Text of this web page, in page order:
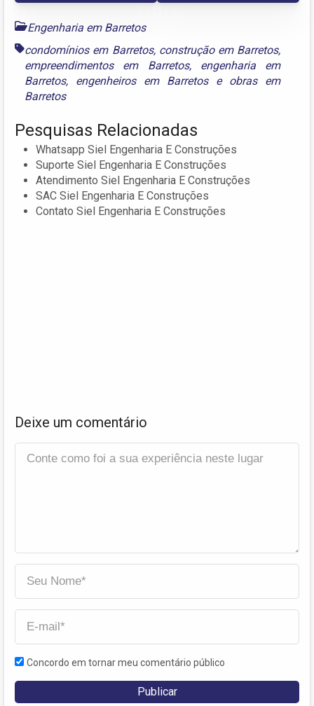
Engenharia em Barretos
condomínios em Barretos, construção em Barretos,
empreendimentos em Barretos, engenharia em
Barretos, engenheiros em Barretose obras em
Barretos
Pesquisas Relacionadas
Whatsapp Siel Engenharia E Construções
Suporte Siel Engenharia E Construções
Atendimento Siel Engenharia E Construções
SAC Siel Engenharia E Construções
Contato Siel Engenharia E Construções
Deixe um comentário
Concordo em tornar meu comentário público